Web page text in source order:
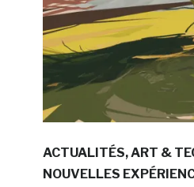
ACTUALITÉS ART &
NOUVELLES